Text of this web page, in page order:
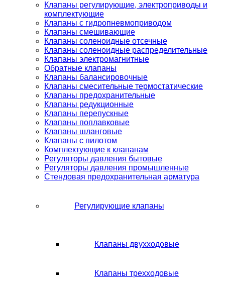
Клапаны регулирующие, электроприводы и
комплектующие
Клапаны с гидропневмоприводом
Клапаны смешивающие
Клапаны соленоидные отсечные
Клапаны соленоидные распределительные
Клапаны электромагнитные
Обратные клапаны
Клапаны балансировочные
Клапаны смесительные термостатические
Клапаны предохранительные
Клапаны редукционные
Клапаны перепускные
Клапаны поплавковые
Клапаны шланговые
Клапаны с пилотом
Комплектующие к клапанам
Регуляторы давления бытовые
Регуляторы давления промышленные
Стендовая предохранительная арматура
Регулирующие клапаны
Клапаны двухходовые
Клапаны трехходовые